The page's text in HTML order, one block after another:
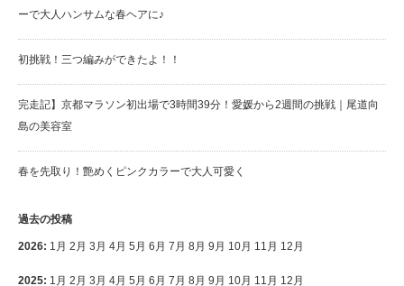
ーで大人ハンサムな春ヘアに♪
初挑戦！三つ編みができたよ！！
完走記】京都マラソン初出場で3時間39分！愛媛から2週間の挑戦｜尾道向
島の美容室
春を先取り！艶めくピンクカラーで大人可愛く
過去の投稿
2026: 1月 2月 3月 4月 5月 6月 7月 8月 9月 10月 11月 12月
2025: 1月 2月 3月 4月 5月 6月 7月 8月 9月 10月 11月 12月